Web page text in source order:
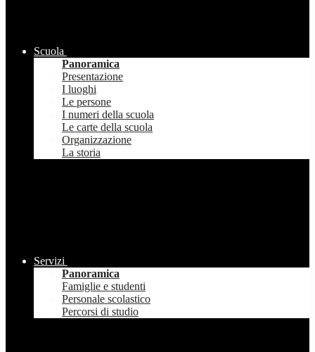
Scuola
Panoramica
Presentazione
I luoghi
Le persone
I numeri della scuola
Le carte della scuola
Organizzazione
La storia
Servizi
Panoramica
Famiglie e studenti
Personale scolastico
Percorsi di studio